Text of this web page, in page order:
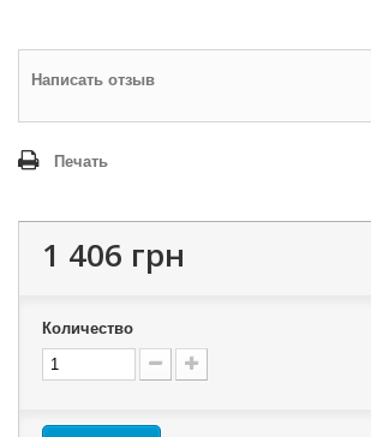
Написать отзыв
Печать
1 406 грн
Количество